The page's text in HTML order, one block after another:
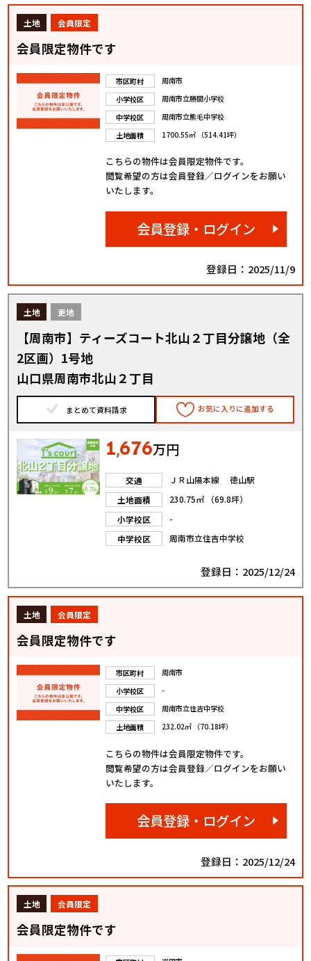
土地 会員限定
会員限定物件です
市区町村
周南市
小学校区
周南市立勝間小学校
中学校区
周南市立熊毛中学校
土地面積
1700.55㎡ （514.41坪）
こちらの物件は会員限定物件です。
閲覧希望の方は会員登録／ログインをお願い
いたします。
会員登録・ログイン
登録日：2025/11/9
土地 更地
【周南市】ティーズコート北山２丁目分譲地（全
2区画）1号地
山口県周南市北山２丁目
まとめて資料請求 お気に入りに追加する
1,676万円
交通
ＪＲ山陽本線 徳山駅
土地面積
230.75㎡ （69.8坪）
小学校区
-
中学校区
周南市立住吉中学校
登録日：2025/12/24
土地 会員限定
会員限定物件です
市区町村
周南市
小学校区
-
中学校区
周南市立住吉中学校
土地面積
232.02㎡ （70.18坪）
こちらの物件は会員限定物件です。
閲覧希望の方は会員登録／ログインをお願い
いたします。
会員登録・ログイン
登録日：2025/12/24
土地 会員限定
会員限定物件です